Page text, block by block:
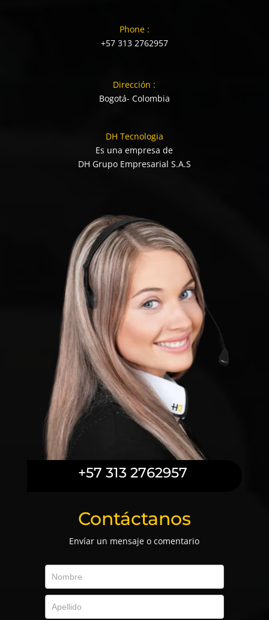
Phone :
+57 313 2762957
Dirección :
Bogotá- Colombia
DH Tecnologia
Es una empresa de
DH Grupo Empresarial S.A.S
+57 313 2762957
Contáctanos
Envíar un mensaje o comentario